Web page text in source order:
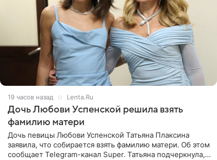
19 часов назад Lenta.Ru
Дочь Любови Успенской решила взять
фамилию матери
Дочь певицы Любови Успенской Татьяна Плаксина
заявила, что собирается взять фамилию матери. Об этом
сообщает Telegram-канал Super. Татьяна подчеркнула,